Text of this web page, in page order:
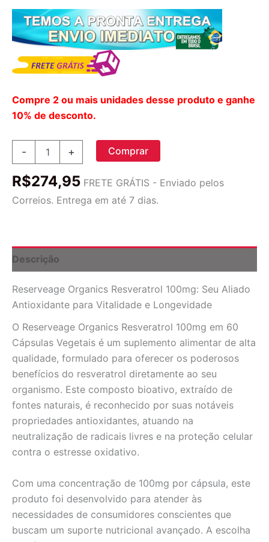
Compre 2 ou mais unidades desse produto e ganhe
10% de desconto.
-
100mg
60
Antioxidante
Potente
+ Comprar
R$274,95 FRETE GRÁTIS - Enviado pelos
Correios. Entrega em até 7 dias.
Descrição
Reserveage Organics Resveratrol 100mg: Seu Aliado
Antioxidante para Vitalidade e Longevidade
O Reserveage Organics Resveratrol 100mg em 60
Cápsulas Vegetais é um suplemento alimentar de alta
qualidade, formulado para oferecer os poderosos
benefícios do resveratrol diretamente ao seu
organismo. Este composto bioativo, extraído de
fontes naturais, é reconhecido por suas notáveis
propriedades antioxidantes, atuando na
neutralização de radicais livres e na proteção celular
contra o estresse oxidativo.
Com uma concentração de 100mg por cápsula, este
produto foi desenvolvido para atender às
necessidades de consumidores conscientes que
buscam um suporte nutricional avançado. A escolha